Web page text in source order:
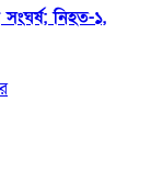
নিহত-১,